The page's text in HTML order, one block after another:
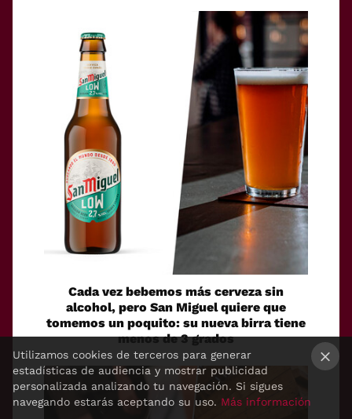
Cada vez bebemos más cerveza sin
alcohol, pero San Miguel quiere que
tomemos un poquito: su nueva birra tiene
menos de 3 grados
Utilizamos cookies de terceros para generar
estadísticas de audiencia y mostrar publicidad
personalizada analizando tu navegación. Si sigues
navegando estarás aceptando su uso. Más información